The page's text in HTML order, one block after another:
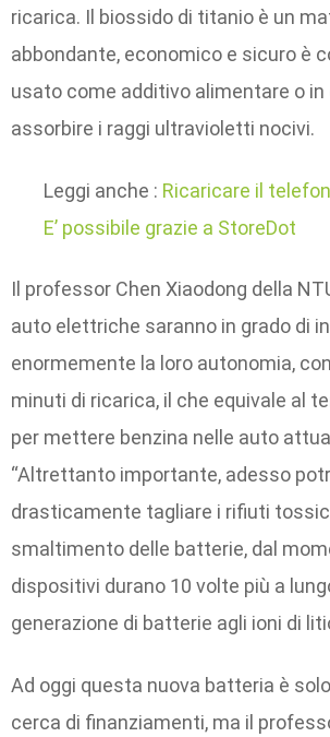
ricarica. Il biossido di titanio è un
abbondante, economico e sicuro è
usato come additivo alimentare o
assorbire i raggi ultravioletti nocivi.
Leggi anche : Ricaricare il
E’ possibile grazie a StoreDot
Il professor Chen Xiaodong della
auto elettriche saranno in grado di
enormemente la loro autonomia,
minuti di ricarica, il che equivale al
per mettere benzina nelle auto
“Altrettanto importante, adesso
drasticamente tagliare i rifiuti
smaltimento delle batterie, dal
dispositivi durano 10 volte più a
generazione di batterie agli ioni di
Ad oggi questa nuova batteria è
cerca di finanziamenti, ma il